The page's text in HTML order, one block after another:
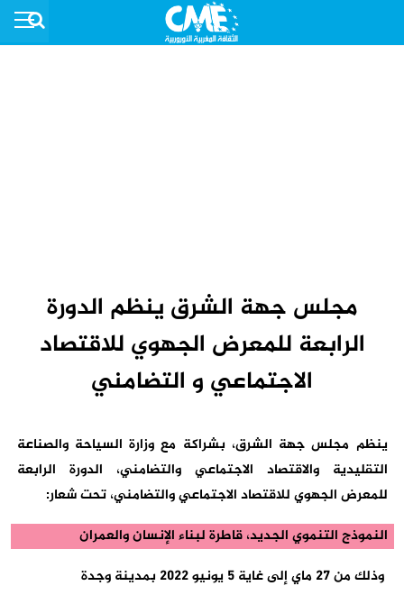
مجلس جهة الشرق ينظم الدورة
الرابعة للمعرض الجهوي للاقتصاد
الاجتماعي و التضامني
ينظم مجلس جهة الشرق، بشراكة مع وزارة السياحة والصناعة
التقليدية والاقتصاد الاجتماعي والتضامني، الدورة الرابعة
للمعرض الجهوي للاقتصاد الاجتماعي والتضامني، تحت شعار:
النموذج التنموي الجديد، قاطرة لبناء الإنسان والعمران
وذلك من 27 ماي إلى غاية 5 يونيو 2022 بمدينة وجدة